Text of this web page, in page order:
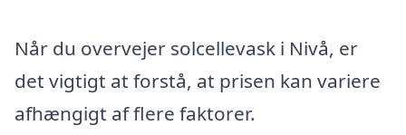
Når du overvejer solcellevask i Nivå, er
det vigtigt at forstå, at prisen kan variere
afhængigt af flere faktorer.